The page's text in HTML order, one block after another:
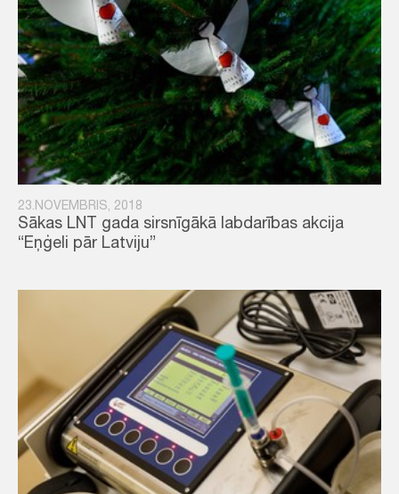
23.NOVEMBRIS, 2018
Sākas LNT gada sirsnīgākā labdarības akcija
“Eņģeli pār Latviju”